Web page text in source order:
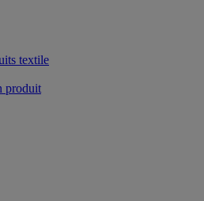
textile
produit